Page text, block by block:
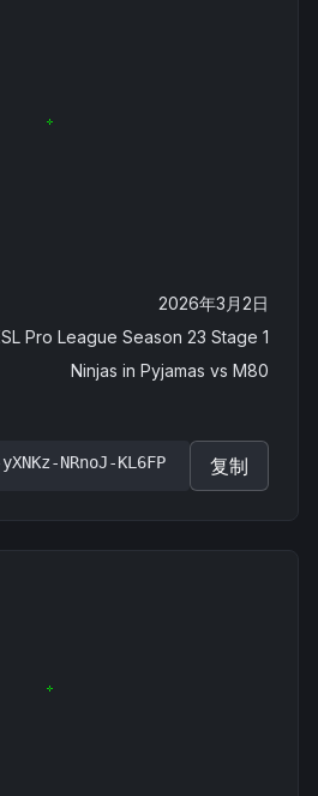
2026年3月2日
Pro League Season 23 Stage 1
Ninjas in Pyjamas vs M80
yXNKz-NRnoJ-KL6FP 复制